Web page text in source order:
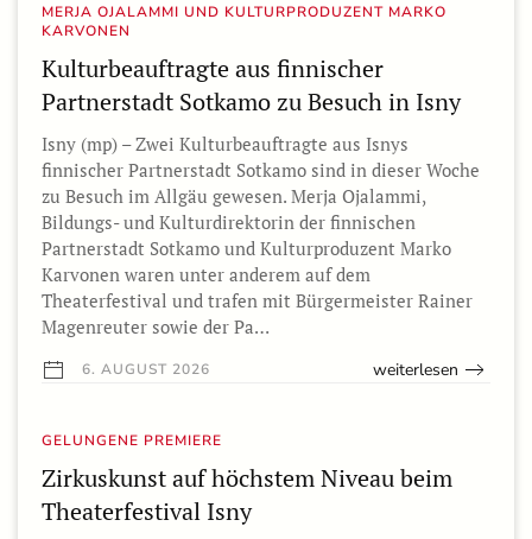
MERJA OJALAMMI UND KULTURPRODUZENT MARKO
KARVONEN
Kulturbeauftragte aus finnischer
Partnerstadt Sotkamo zu Besuch in Isny
Isny (mp) – Zwei Kulturbeauftragte aus Isnys
finnischer Partnerstadt Sotkamo sind in dieser Woche
zu Besuch im Allgäu gewesen. Merja Ojalammi,
Bildungs- und Kulturdirektorin der finnischen
Partnerstadt Sotkamo und Kulturproduzent Marko
Karvonen waren unter anderem auf dem
Theaterfestival und trafen mit Bürgermeister Rainer
Magenreuter sowie der Pa…
6. AUGUST 2026 weiterlesen
GELUNGENE PREMIERE
Zirkuskunst auf höchstem Niveau beim
Theaterfestival Isny